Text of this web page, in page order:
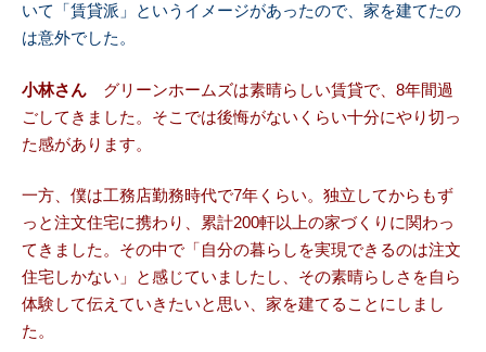
いて「賃貸派」というイメージがあったので、家を建てたの
は意外でした。
小林さん グリーンホームズは素晴らしい賃貸で、8年間過
ごしてきました。そこでは後悔がないくらい十分にやり切っ
た感があります。
一方、僕は工務店勤務時代で7年くらい。独立してからもず
っと注文住宅に携わり、累計200軒以上の家づくりに関わっ
てきました。その中で「自分の暮らしを実現できるのは注文
住宅しかない」と感じていましたし、その素晴らしさを自ら
体験して伝えていきたいと思い、家を建てることにしまし
た。